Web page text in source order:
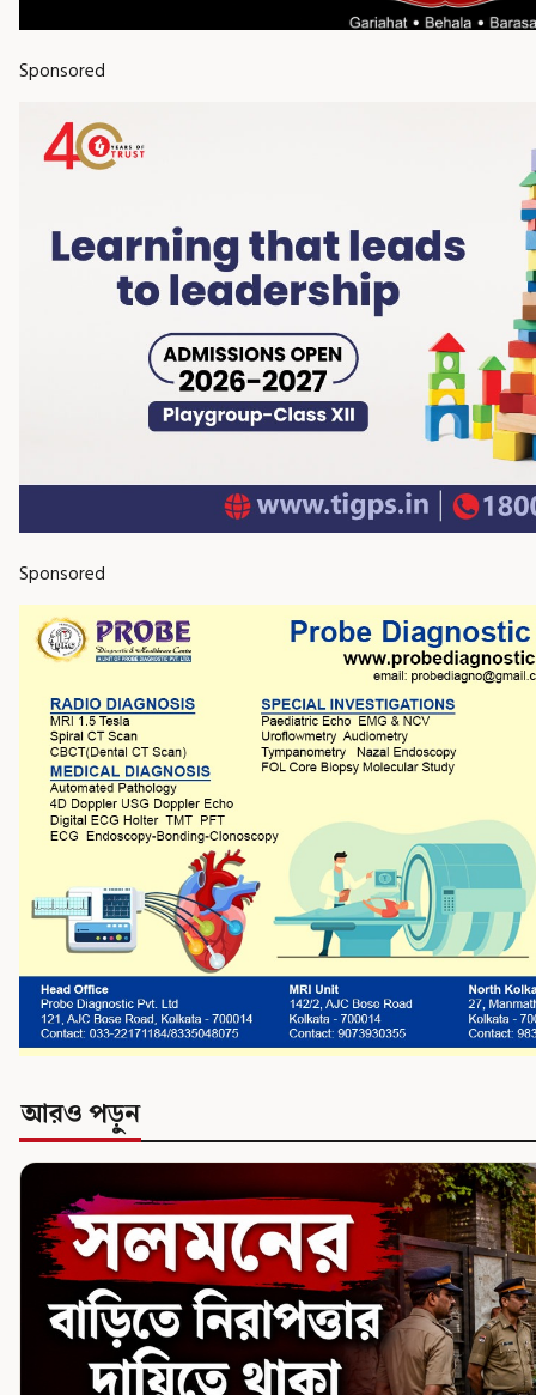
Sponsored
Sponsored
আরও পড়ুন